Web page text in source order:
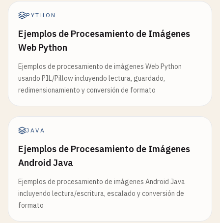
PYTHON
Ejemplos de Procesamiento de Imágenes
Web Python
Ejemplos de procesamiento de imágenes Web Python
usando PIL/Pillow incluyendo lectura, guardado,
redimensionamiento y conversión de formato
JAVA
Ejemplos de Procesamiento de Imágenes
Android Java
Ejemplos de procesamiento de imágenes Android Java
incluyendo lectura/escritura, escalado y conversión de
formato